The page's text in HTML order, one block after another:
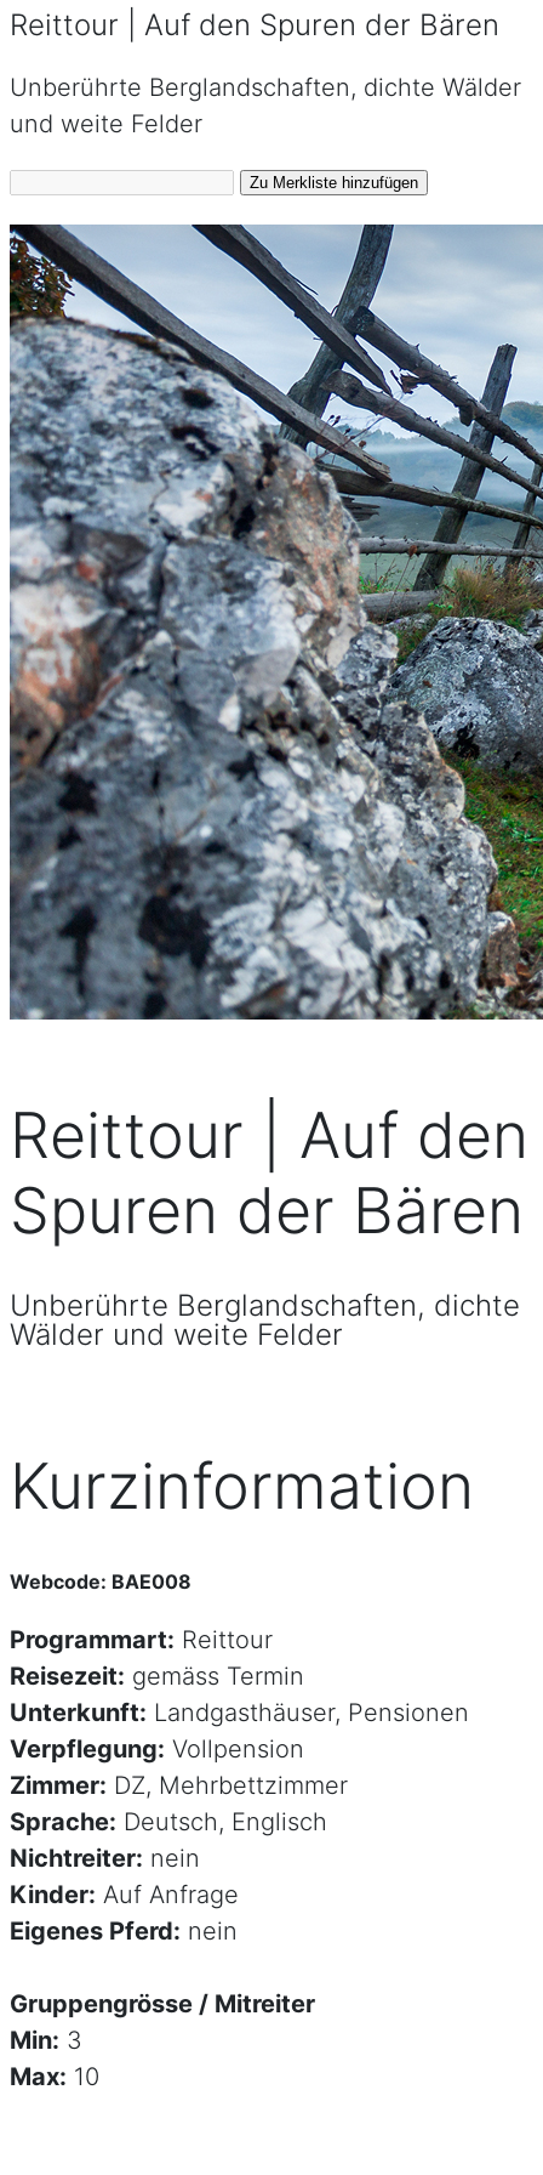
Reittour | Auf den Spuren der Bären
Unberührte Berglandschaften, dichte Wälder
und weite Felder
Reittour | Auf den
Spuren der Bären
Unberührte Berglandschaften, dichte
Wälder und weite Felder
Kurzinformation
Webcode: BAE008
Programmart: Reittour
Reisezeit: gemäss Termin
Unterkunft: Landgasthäuser, Pensionen
Verpflegung: Vollpension
Zimmer: DZ, Mehrbettzimmer
Sprache: Deutsch, Englisch
Nichtreiter: nein
Kinder: Auf Anfrage
Eigenes Pferd: nein
Gruppengrösse / Mitreiter
Min: 3
Max: 10